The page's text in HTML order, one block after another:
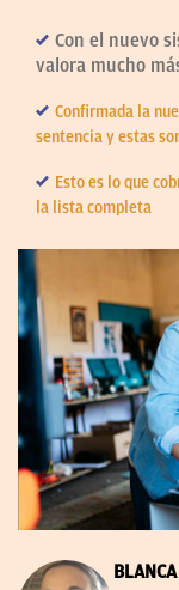
Con el nuevo
valora mucho
Confirmada la
sentencia y estas
Esto es lo que
la lista completa